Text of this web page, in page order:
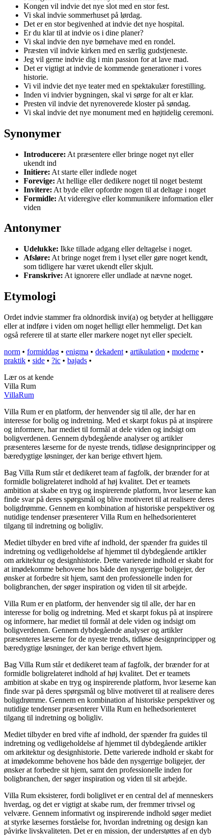
Kongen vil indvie det nye slot med en stor fest.
Vi skal indvie sommerhuset på lørdag.
Det er en stor begivenhed at indvie det nye hospital.
Er du klar til at indvie os i dine planer?
Vi skal indvie den nye børnehave med en rondel.
Præsten vil indvie kirken med en særlig gudstjeneste.
Jeg vil gerne indvie dig i min passion for at lave mad.
Det er vigtigt at indvie de kommende generationer i vores
historie.
Vi vil indvie det nye teater med en spektakulær forestilling.
Inden vi indvier bygningen, skal vi sørge for alt er klar.
Presten vil indvie det nyrenoverede kloster på søndag.
Vi skal indvie det nye monument med en højtidelig ceremoni.
Synonymer
Introducere: At præsentere eller bringe noget nyt eller
ukendt ind
Initiere: At starte eller indlede noget
Forevige: At hellige eller dedikere noget til noget bestemt
Invitere: At byde eller opfordre nogen til at deltage i noget
Formidle: At videregive eller kommunikere information eller
viden
Antonymer
Udelukke: Ikke tillade adgang eller deltagelse i noget.
Afsløre: At bringe noget frem i lyset eller gøre noget kendt,
som tidligere har været ukendt eller skjult.
Franskrive: At ignorere eller undlade at nævne noget.
Etymologi
Ordet indvie stammer fra oldnordisk invi(a) og betyder at helliggøre
eller at indføre i viden om noget helligt eller hemmeligt. Det kan
også referere til at starte eller markere noget nyt eller specielt.
norm • formiddag • enigma • dekadent • artikulation • moderne •
praktik • side • ?ic • bajads •
Lær os at kende
Villa Rum
VillaRum
Villa Rum er en platform, der henvender sig til alle, der har en
interesse for bolig og indretning. Med et skarpt fokus på at inspirere
og informere, har mediet til formål at dele viden og indsigt om
boligverdenen. Gennem dybdegående analyser og artikler
præsenteres læserne for de nyeste trends, tidløse designprincipper og
bæredygtige løsninger, der kan berige ethvert hjem.
Bag Villa Rum står et dedikeret team af fagfolk, der brænder for at
formidle boligrelateret indhold af høj kvalitet. Det er teamets
ambition at skabe en tryg og inspirerende platform, hvor læserne kan
finde svar på deres spørgsmål og blive motiveret til at realisere deres
boligdrømme. Gennem en kombination af historiske perspektiver og
nutidige tendenser præsenterer Villa Rum en helhedsorienteret
tilgang til indretning og boligliv.
Mediet tilbyder en bred vifte af indhold, der spænder fra guides til
indretning og vedligeholdelse af hjemmet til dybdegående artikler
om arkitektur og designhistorie. Dette varierede indhold er skabt for
at imødekomme behovene hos både den nysgerrige boligejer, der
ønsker at forbedre sit hjem, samt den professionelle inden for
boligbranchen, der søger inspiration og viden til sit arbejde.
Villa Rum er en platform, der henvender sig til alle, der har en
interesse for bolig og indretning. Med et skarpt fokus på at inspirere
og informere, har mediet til formål at dele viden og indsigt om
boligverdenen. Gennem dybdegående analyser og artikler
præsenteres læserne for de nyeste trends, tidløse designprincipper og
bæredygtige løsninger, der kan berige ethvert hjem.
Bag Villa Rum står et dedikeret team af fagfolk, der brænder for at
formidle boligrelateret indhold af høj kvalitet. Det er teamets
ambition at skabe en tryg og inspirerende platform, hvor læserne kan
finde svar på deres spørgsmål og blive motiveret til at realisere deres
boligdrømme. Gennem en kombination af historiske perspektiver og
nutidige tendenser præsenterer Villa Rum en helhedsorienteret
tilgang til indretning og boligliv.
Mediet tilbyder en bred vifte af indhold, der spænder fra guides til
indretning og vedligeholdelse af hjemmet til dybdegående artikler
om arkitektur og designhistorie. Dette varierede indhold er skabt for
at imødekomme behovene hos både den nysgerrige boligejer, der
ønsker at forbedre sit hjem, samt den professionelle inden for
boligbranchen, der søger inspiration og viden til sit arbejde.
Villa Rum eksisterer, fordi boliglivet er en central del af menneskers
hverdag, og det er vigtigt at skabe rum, der fremmer trivsel og
velvære. Gennem informativt og inspirerende indhold søger mediet
at styrke læsernes forståelse for, hvordan indretning og design kan
påvirke livskvaliteten. Det er en mission, der understøttes af en dyb